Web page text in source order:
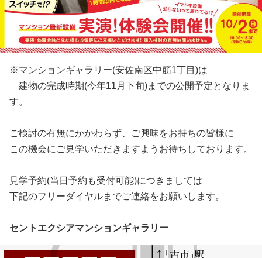
※マンションギャラリー(安佐南区中筋1丁目)は
建物の完成時期(今年11月下旬)までの公開予定となりま
す。
ご検討の有無にかかわらず、ご興味をお持ちの皆様に
この機会にご見学いただきますようお待ちしております。
見学予約(当日予約も受付可能)につきましては
下記のフリーダイヤルまでご連絡をお願いします。
セントエクシアマンションギャラリー